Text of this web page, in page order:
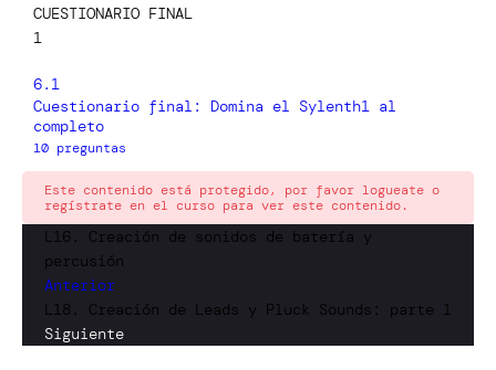
CUESTIONARIO FINAL
1
6.1
Cuestionario final: Domina el Sylenth1 al
completo
10 preguntas
Este contenido está protegido, por favor logueate o
regístrate en el curso para ver este contenido.
L16. Creación de sonidos de batería y
percusión
Anterior
L18. Creación de Leads y Pluck Sounds: parte 1
Siguiente